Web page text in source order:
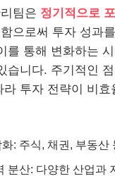
팀은 정기적으로
으로써 투자 성과
를 통해 변화하는
습니다. 주기적인
라 투자 전략이 비효
: 주식, 채권, 부동산
분산: 다양한 산업과